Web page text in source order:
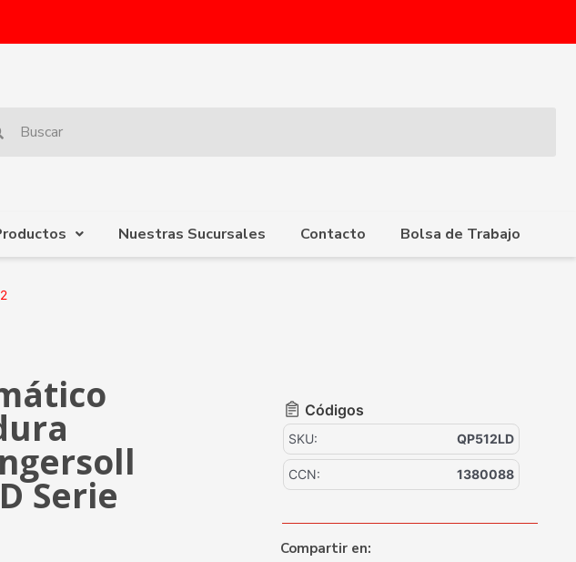
Nuestras Sucursales Contacto Bolsa de Trabajo
Serie
Códigos
SKU: QP512LD
CCN: 1380088
Compartir en: